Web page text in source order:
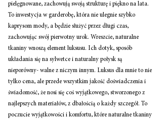
pielęgnowane, zachowują swoją strukturę i piękno na lata.
To inwestycja w garderobę, która nie ulegnie szybko
kaprysom mody, a będzie służyć przez długi czas,
zachowując swój pierwotny urok. Wreszcie, naturalne
tkaniny wnoszą element luksusu. Ich dotyk, sposób
układania się na sylwetce i naturalny połysk są
nieporówny- walne z niczym innym. Luksus dla mnie to nie
tylko cena, ale przede wszystkim jakość doświadczenia i
świadomość, że nosi się coś wyjątkowego, stworzonego z
najlepszych materiałów, z dbałością o każdy szczegół. To
poczucie wyjątkowości i komfortu, które naturalne tkaniny